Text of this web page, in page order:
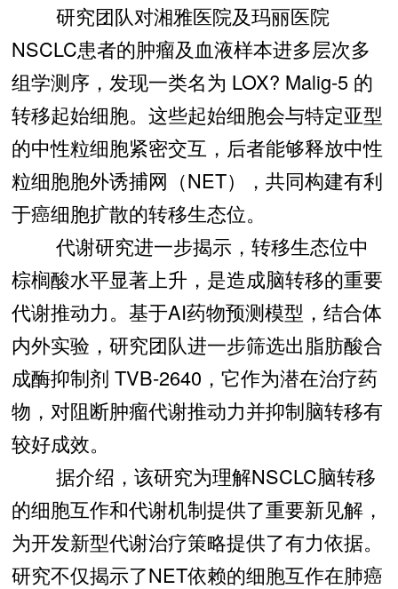
研究团队对湘雅医院及玛丽医院
NSCLC患者的肿瘤及血液样本进多层次多
组学测序，发现一类名为 LOX? Malig-5 的
转移起始细胞。这些起始细胞会与特定亚型
的中性粒细胞紧密交互，后者能够释放中性
粒细胞胞外诱捕网（NET），共同构建有利
于癌细胞扩散的转移生态位。
代谢研究进一步揭示，转移生态位中
棕榈酸水平显著上升，是造成脑转移的重要
代谢推动力。基于AI药物预测模型，结合体
内外实验，研究团队进一步筛选出脂肪酸合
成酶抑制剂 TVB-2640，它作为潜在治疗药
物，对阻断肿瘤代谢推动力并抑制脑转移有
较好成效。
据介绍，该研究为理解NSCLC脑转移
的细胞互作和代谢机制提供了重要新见解，
为开发新型代谢治疗策略提供了有力依据。
研究不仅揭示了NET依赖的细胞互作在肺癌